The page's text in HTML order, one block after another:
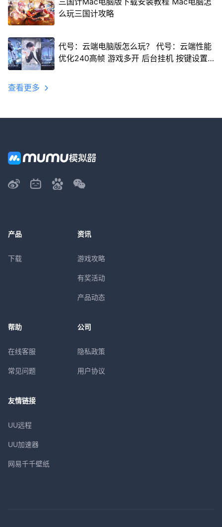
么玩三国计攻略
代号：云端电脑版怎么玩？ 代号：云端性能
优化240高帧 游戏多开 后台挂机 按键设置
查看更多
产品
下载
资讯
游戏攻略
有奖活动
产品动态
帮助
在线客服
常见问题
公司
隐私政策
用户协议
友情链接
UU远程
UU加速器
网易千千壁纸